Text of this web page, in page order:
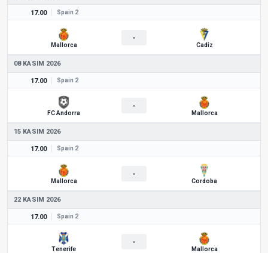
17.00 Spain 2
Mallorca
-
Cadiz
08 KASIM 2026
17.00 Spain 2
FC Andorra
-
Mallorca
15 KASIM 2026
17.00 Spain 2
Mallorca
-
Cordoba
22 KASIM 2026
17.00 Spain 2
Tenerife
-
Mallorca